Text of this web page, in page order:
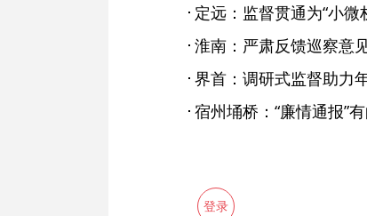
定远：监督贯通为“小微
界首：调研式监督助力
宿州埇桥：“廉情通报”
登录